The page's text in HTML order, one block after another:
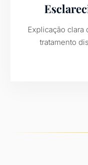
Explicação
tratamento